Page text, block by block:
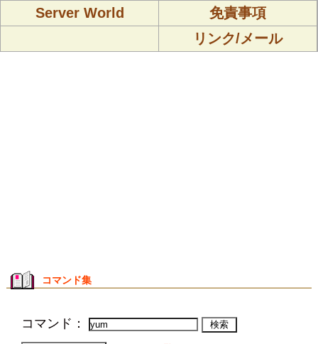
Server World
免責事項
リンク/メール
コマンド集
コマンド：